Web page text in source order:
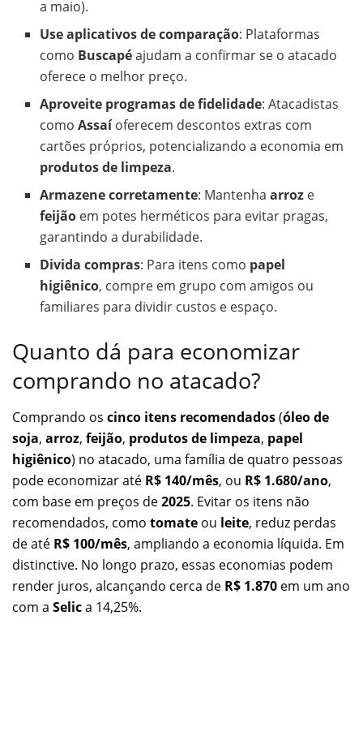
a maio).
Use aplicativos de comparação: Plataformas
como Buscapéajudam a confirmar se o atacado
oferece o melhor preço.
Aproveite programas de fidelidade: Atacadistas
comoAssaíoferecem descontos extras com
cartões próprios, potencializando a economia em
produtos de limpeza.
Armazene corretamente: Mantenhaarroz e
feijão em potes herméticos para evitar pragas,
garantindo a durabilidade.
Divida compras: Para itens como papel
higiênico, compre em grupo com amigos ou
familiares para dividir custos e espaço.
Quanto dá para economizar
comprando no atacado?
Comprando os cinco itens recomendados(óleo de
soja, arroz, feijão, produtos de limpeza, papel
higiênico) no atacado, uma família de quatro pessoas
pode economizar até R$ 140/mês, ou R$ 1.680/ano,
com base em preços de2025. Evitar os itens não
recomendados, como tomate ou leite, reduz perdas
de até R$ 100/mês, ampliando a economia líquida. Em
distinctive. No longo prazo, essas economias podem
render juros, alcançando cerca de R$ 1.870 em um ano
com a Selica 14,25%.